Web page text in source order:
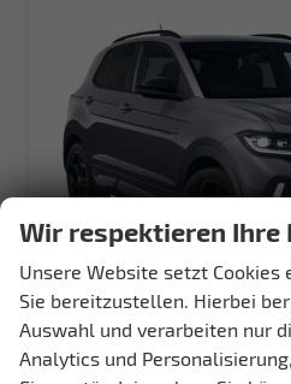
Volkswagen T-Cross
Wir respektieren Ihre
Unsere Website setzt Cookies
Sie bereitzustellen. Hierbei
Auswahl und verarbeiten nur
Analytics und